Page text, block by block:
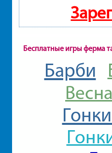
Бесплатные игры ферма
Барби
Весна